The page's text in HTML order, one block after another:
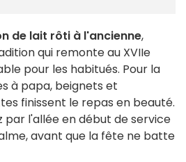
de lait rôti à l'ancienne,
qui remonte au XVIIe
pour les habitués. Pour la
à papa, beignets et
finissent le repas en beauté.
par l'allée en début de service
avant que la fête ne batte